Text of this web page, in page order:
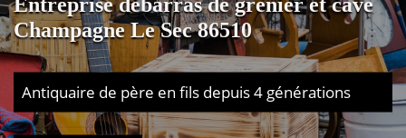
Champagne Le Sec 86510
Antiquaire de père en fils depuis 4 générations